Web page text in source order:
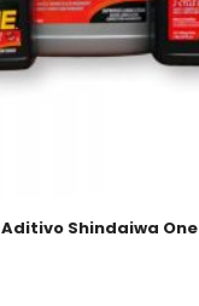
Aditivo Shindaiwa One